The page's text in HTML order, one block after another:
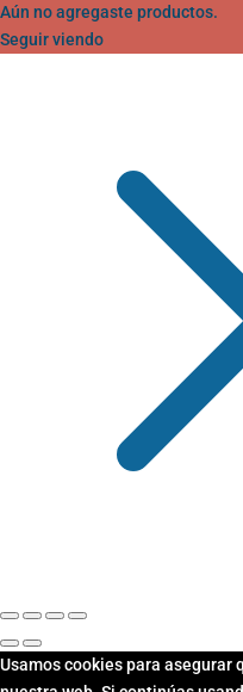
Aún no agregaste productos.
Seguir viendo
Usamos cookies para asegurar